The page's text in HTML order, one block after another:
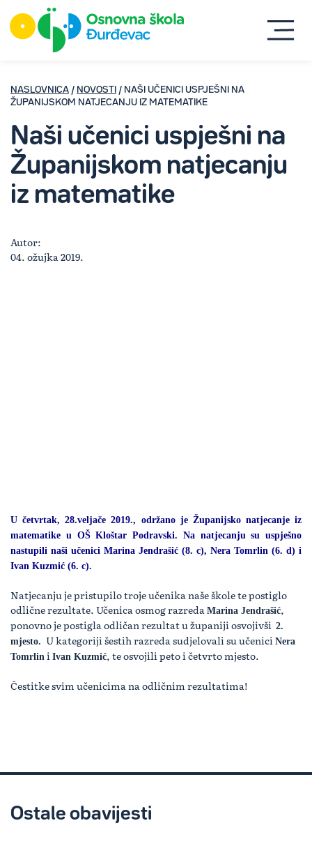
NASLOVNICA / NOVOSTI
/ NAŠI UČENICI USPJEŠNI NA
ŽUPANIJSKOM NATJECANJU IZ MATEMATIKE
Naši učenici uspješni na
Županijskom natjecanju
iz matematike
Autor:
04. ožujka 2019.
U četvrtak, 28.veljače 2019., održano je Županijsko natjecanje iz
matematike u OŠ Kloštar Podravski. Na natjecanju su uspješno
nastupili naši učenici Marina Jendrašić (8. c), Nera Tomrlin (6. d) i
Ivan Kuzmić (6. c).
Natjecanju je pristupilo troje učenika naše škole te postiglo
odlične rezultate. Učenica osmog razreda Marina Jendrašić,
ponovno je postigla odličan rezultat u županiji osvojivši 2.
mjesto. U kategoriji šestih razreda sudjelovali su učenici Nera
Tomrlin i Ivan Kuzmić, te osvojili peto i četvrto mjesto.
Čestitke svim učenicima na odličnim rezultatima!
Ostale obavijesti